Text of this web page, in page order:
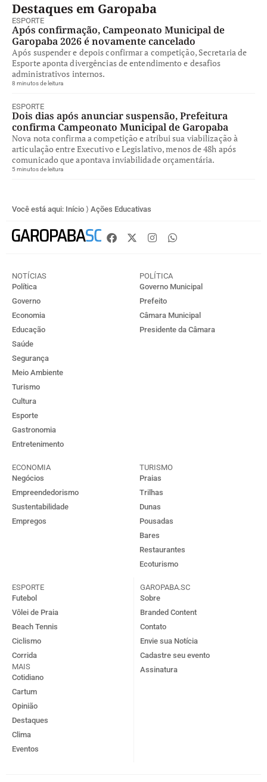
Destaques em Garopaba
ESPORTE
Após confirmação, Campeonato Municipal de
Garopaba 2026 é novamente cancelado
Após suspender e depois confirmar a competição, Secretaria de
Esporte aponta divergências de entendimento e desafios
administrativos internos.
8 minutos de leitura
ESPORTE
Dois dias após anunciar suspensão, Prefeitura
confirma Campeonato Municipal de Garopaba
Nova nota confirma a competição e atribui sua viabilização à
articulação entre Executivo e Legislativo, menos de 48h após
comunicado que apontava inviabilidade orçamentária.
5 minutos de leitura
Você está aqui: Início ⟩ Ações Educativas
NOTÍCIAS
Política
Governo
Economia
Educação
Saúde
Segurança
Meio Ambiente
Turismo
Cultura
Esporte
Gastronomia
Entretenimento
POLÍTICA
Governo Municipal
Prefeito
Câmara Municipal
Presidente da Câmara
ECONOMIA
Negócios
Empreendedorismo
Sustentabilidade
Empregos
TURISMO
Praias
Trilhas
Dunas
Pousadas
Bares
Restaurantes
Ecoturismo
ESPORTE
Futebol
Vôlei de Praia
Beach Tennis
Ciclismo
Corrida
MAIS
Cotidiano
Cartum
Opinião
Destaques
Clima
Eventos
GAROPABA.SC
Sobre
Branded Content
Contato
Envie sua Notícia
Cadastre seu evento
Assinatura